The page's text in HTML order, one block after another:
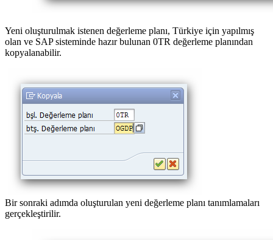
Yeni oluşturulmak istenen değerleme planı, Türkiye için yapılmış
olan ve SAP sisteminde hazır bulunan 0TR değerleme planından
kopyalanabilir.
Bir sonraki adımda oluşturulan yeni değerleme planı tanımlamaları
gerçekleştirilir.